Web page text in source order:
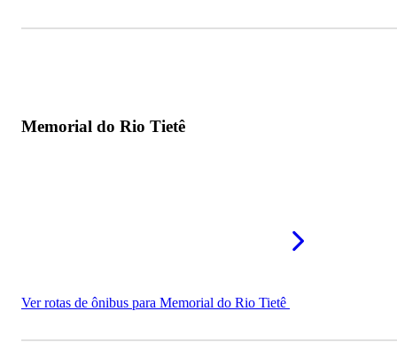
Memorial do Rio Tietê
Ver rotas de ônibus para Memorial do Rio Tietê